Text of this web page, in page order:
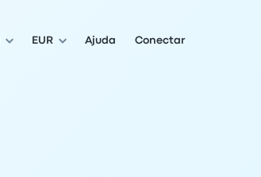
EUR Ajuda Conectar